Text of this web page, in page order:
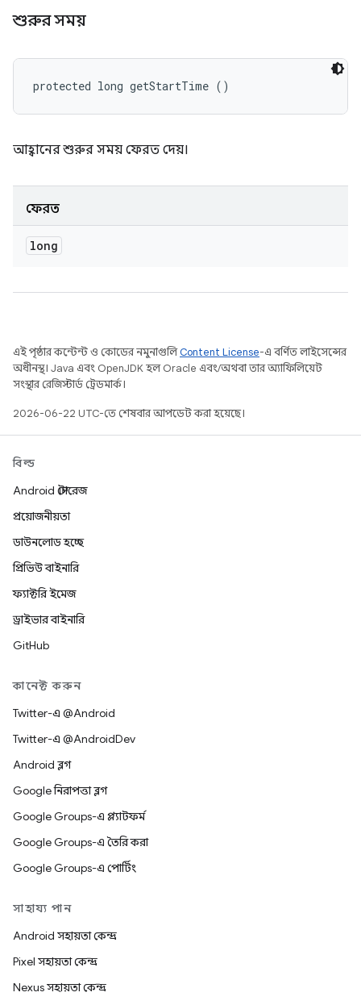
শুরুর সময়
protected long getStartTime ()
আহ্বানের শুরুর সময় ফেরত দেয়।
ফেরত
long
এই পৃষ্ঠার কন্টেন্ট ও কোডের নমুনাগুলিContent License-এ বর্ণিত লাইসেন্সের
অধীনস্থ। Java এবং OpenJDK হল Oracle এবং/অথবা তার অ্যাফিলিয়েট
সংস্থার রেজিস্টার্ড ট্রেডমার্ক।
2026-06-22 UTC-তে শেষবার আপডেট করা হয়েছে।
বিল্ড
Android স্টোরেজ
প্রয়োজনীয়তা
ডাউনলোড হচ্ছে
প্রিভিউ বাইনারি
ফ্যাক্টরি ইমেজ
ড্রাইভার বাইনারি
GitHub
কানেক্ট করুন
Twitter-এ @Android
Twitter-এ @AndroidDev
Android ব্লগ
Google নিরাপত্তা ব্লগ
Google Groups-এ প্ল্যাটফর্ম
Google Groups-এ তৈরি করা
Google Groups-এ পোর্টিং
সাহায্য পান
Android সহায়তা কেন্দ্র
Pixel সহায়তা কেন্দ্র
Nexus সহায়তা কেন্দ্র